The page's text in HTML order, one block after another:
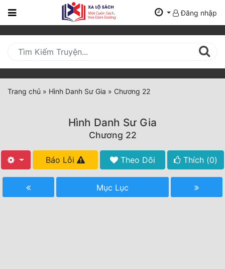
Trang
Mới
Cập
Nhật
(current)
Tất Cả
Đăng nhập
Trang chủ » Hình Danh Sư Gia » Chương 22
Hình Danh Sư Gia
Chương 22
Báo Lỗi Theo Dõi Thích (0)
Mục Lục